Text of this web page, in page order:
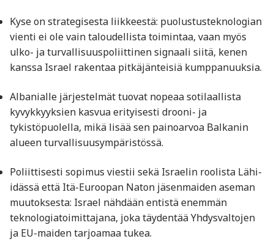
Kyse on strategisesta liikkeestä: puolustusteknologian
vienti ei ole vain taloudellista toimintaa, vaan myös
ulko- ja turvallisuuspoliittinen signaali siitä, kenen
kanssa Israel rakentaa pitkäjänteisiä kumppanuuksia.
Albanialle järjestelmät tuovat nopeaa sotilaallista
kyvykkyyksien kasvua erityisesti drooni- ja
tykistöpuolella, mikä lisää sen painoarvoa Balkanin
alueen turvallisuusympäristössä.
Poliittisesti sopimus viestii sekä Israelin roolista Lähi-
idässä että Itä-Euroopan Naton jäsenmaiden aseman
muutoksesta: Israel nähdään entistä enemmän
teknologiatoimittajana, joka täydentää Yhdysvaltojen
ja EU-maiden tarjoamaa tukea.